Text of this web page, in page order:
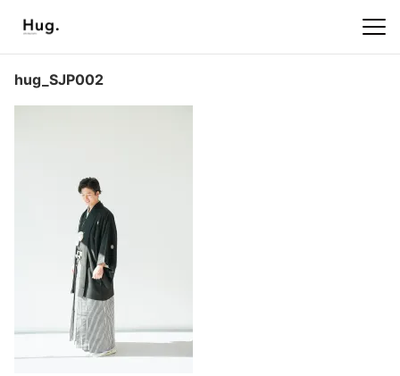
hug_SJP002